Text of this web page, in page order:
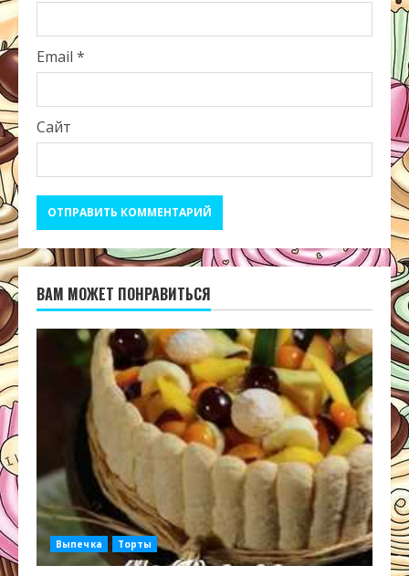
Email *
Сайт
ВАМ МОЖЕТ ПОНРАВИТЬСЯ
Выпечка Торты